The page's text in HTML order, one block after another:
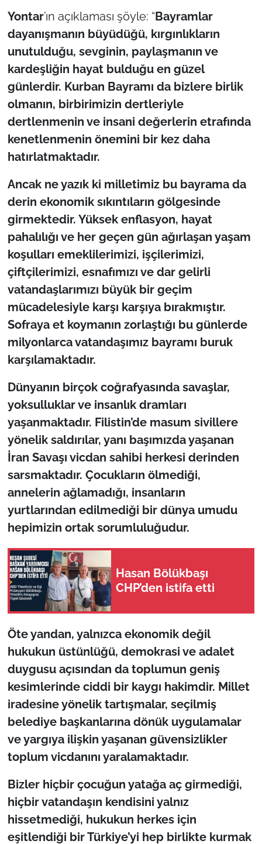
Yontar’ın açıklaması şöyle: “Bayramlar
dayanışmanın büyüdüğü, kırgınlıkların
unutulduğu, sevginin, paylaşmanın ve
kardeşliğin hayat bulduğu en güzel
günlerdir. Kurban Bayramı da bizlere birlik
olmanın, birbirimizin dertleriyle
dertlenmenin ve insani değerlerin etrafında
kenetlenmenin önemini bir kez daha
hatırlatmaktadır.
Ancak ne yazık ki milletimiz bu bayrama da
derin ekonomik sıkıntıların gölgesinde
girmektedir. Yüksek enflasyon, hayat
pahalılığı ve her geçen gün ağırlaşan yaşam
koşulları emeklilerimizi, işçilerimizi,
çiftçilerimizi, esnafımızı ve dar gelirli
vatandaşlarımızı büyük bir geçim
mücadelesiyle karşı karşıya bırakmıştır.
Sofraya et koymanın zorlaştığı bu günlerde
milyonlarca vatandaşımız bayramı buruk
karşılamaktadır.
Dünyanın birçok coğrafyasında savaşlar,
yoksulluklar ve insanlık dramları
yaşanmaktadır. Filistin’de masum sivillere
yönelik saldırılar, yanı başımızda yaşanan
İran Savaşı vicdan sahibi herkesi derinden
sarsmaktadır. Çocukların ölmediği,
annelerin ağlamadığı, insanların
yurtlarından edilmediği bir dünya umudu
hepimizin ortak sorumluluğudur.
Hasan Bölükbaşı
CHP’den istifa etti
Öte yandan, yalnızca ekonomik değil
hukukun üstünlüğü, demokrasi ve adalet
duygusu açısından da toplumun geniş
kesimlerinde ciddi bir kaygı hakimdir. Millet
iradesine yönelik tartışmalar, seçilmiş
belediye başkanlarına dönük uygulamalar
ve yargıya ilişkin yaşanan güvensizlikler
toplum vicdanını yaralamaktadır.
Bizler hiçbir çocuğun yatağa aç girmediği,
hiçbir vatandaşın kendisini yalnız
hissetmediği, hukukun herkes için
eşitlendiği bir Türkiye’yi hep birlikte kurmak
KIRKLARELİ
ÇANAKKALE
TÜRKİYE
Bölge
Güvenlik
Politika
Flaş Haber
Dış Haberler
Magazin
İş Dünyası
Bilim Teknoloji
English News
Finans
Genel-A
Gündem-Eğitim